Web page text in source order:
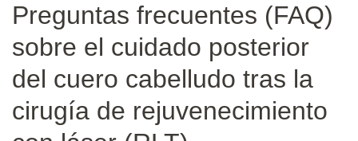
Preguntas frecuentes (FAQ)
sobre el cuidado posterior
del cuero cabelludo tras la
cirugía de rejuvenecimiento